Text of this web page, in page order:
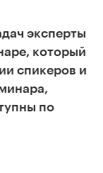
эксперты
который
спикеров и
по